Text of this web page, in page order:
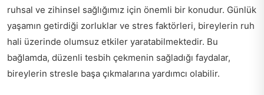
ruhsal ve zihinsel sağlığımız için önemli bir konudur. Günlük
yaşamın getirdiği zorluklar ve stres faktörleri, bireylerin ruh
hali üzerinde olumsuz etkiler yaratabilmektedir. Bu
bağlamda, düzenli tesbih çekmenin sağladığı faydalar,
bireylerin stresle başa çıkmalarına yardımcı olabilir.